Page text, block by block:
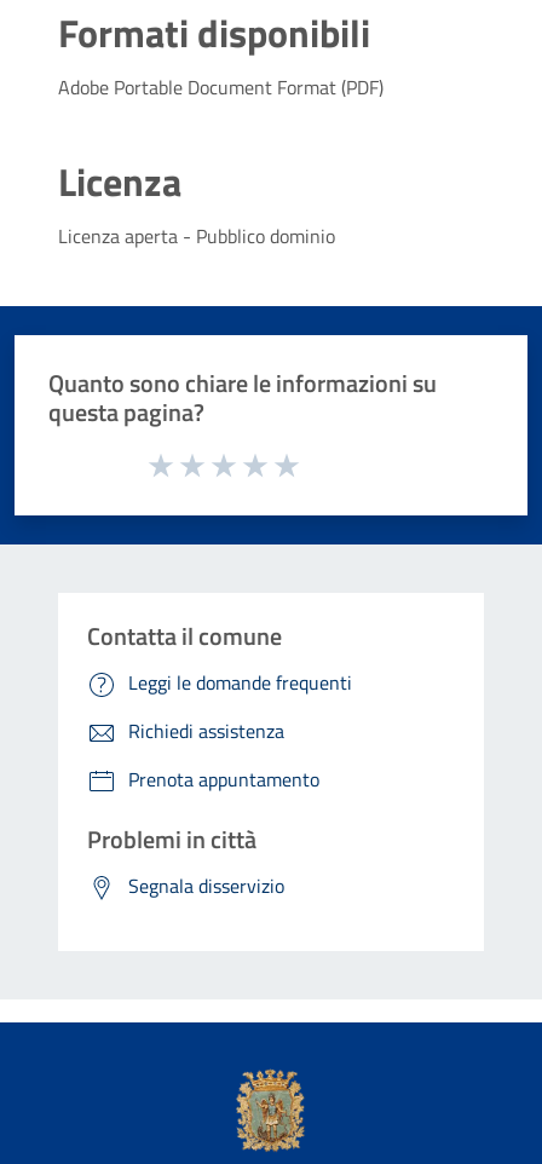
Formati disponibili
Adobe Portable Document Format (PDF)
Licenza
Licenza aperta - Pubblico dominio
Quanto sono chiare le informazioni su
questa pagina?
Valuta da 1 a 5 stelle la pagina
Contatta il comune
Leggi le domande frequenti
Richiedi assistenza
Prenota appuntamento
Problemi in città
Segnala disservizio